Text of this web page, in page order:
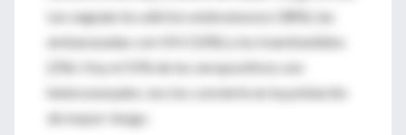
Les seguían los adictos endovenosos (38%), las
embarazadas con VIH (10%) y los transfundidos
(2%). Hoy el 55% de los seropositivos son
heterosexuales: eso los convierte en la población
de mayor riesgo.